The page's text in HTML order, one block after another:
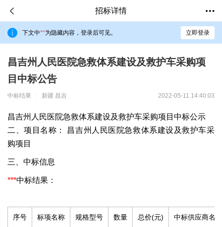
招标详情
下文中**为隐藏内容，登录后可见。 立即登录
昌吉州人民医院急救体系建设及救护车采购项
目中标公告
中标结果 新疆 昌吉 2022-05-11 14:40:03
昌吉州人民医院急救体系建设及救护车采购项目中标公示
二、项目名称： 昌吉州人民医院急救体系建设及救护车采
购项目
三、中标信息
***中标结果：
序号 标项名称 规格型号 数量 总价(元) 中标供应商名称